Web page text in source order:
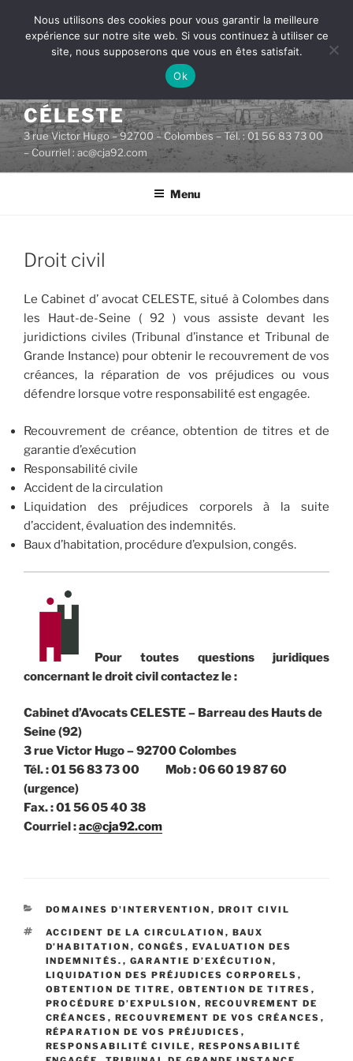
contenu
CABINET D'AVOCATS
CÉLESTE
3 rue Victor Hugo – 92700 – Colombes – Tél. : 01 56 83 73 00
– Courriel : ac@cja92.com
Menu
PUBLIÉ
LE
Droit civil
Le Cabinet d’ avocat CELESTE, situé à Colombes dans
les Haut-de-Seine ( 92 ) vous assiste devant les
juridictions civiles (Tribunal d’instance et Tribunal de
Grande Instance) pour obtenir le recouvrement de vos
créances, la réparation de vos préjudices ou vous
défendre lorsque votre responsabilité est engagée.
Recouvrement de créance, obtention de titres et de
garantie d’exécution
Responsabilité civile
Accident de la circulation
Liquidation des préjudices corporels à la suite
d’accident, évaluation des indemnités.
Baux d’habitation, procédure d’expulsion, congés.
Pour toutes questions juridiques
concernant le droit civil contactez le :
Cabinet d’Avocats CELESTE – Barreau des Hauts de
Seine (92)
3 rue Victor Hugo – 92700 Colombes
Tél. : 01 56 83 73 00 Mob : 06 60 19 87 60
(urgence)
Fax. : 01 56 05 40 38
Courriel :ac@cja92.com
CATÉGORIES
DOMAINES D'INTERVENTION , DROIT CIVIL
ÉTIQUETTES
ACCIDENT DE LA CIRCULATION , BAUX
D’HABITATION , CONGÉS , EVALUATION DES
INDEMNITÉS. , GARANTIE D’EXÉCUTION ,
LIQUIDATION DES PRÉJUDICES CORPORELS ,
OBTENTION DE TITRE , OBTENTION DE TITRES ,
PROCÉDURE D’EXPULSION , RECOUVREMENT DE
CRÉANCES , RECOUVREMENT DE VOS CRÉANCES ,
RÉPARATION DE VOS PRÉJUDICES ,
RESPONSABILITÉ CIVILE , RESPONSABILITÉ
Nous utilisons des cookies pour vous garantir la meilleure
expérience sur notre site web. Si vous continuez à utiliser ce
site, nous supposerons que vous en êtes satisfait.
Ok